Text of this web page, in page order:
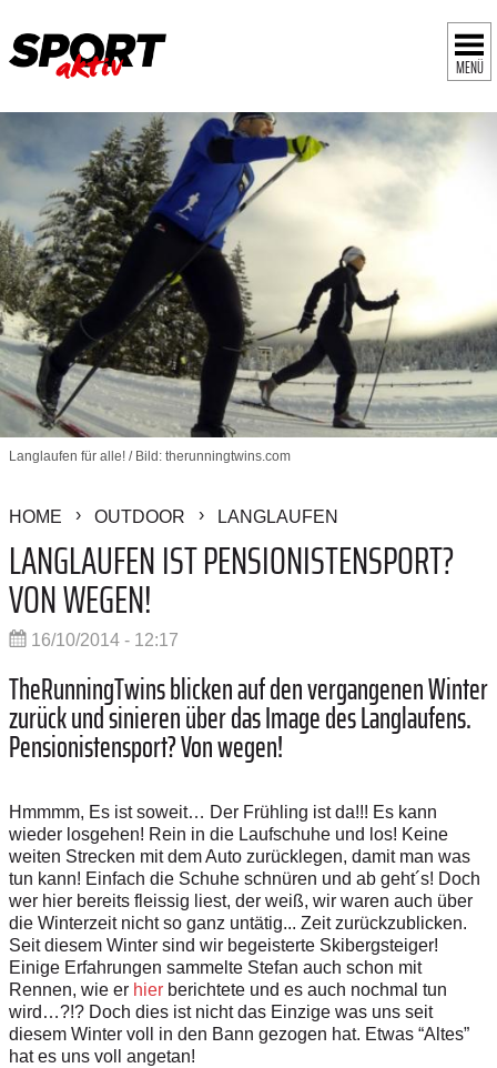
MENÜ
Langlaufen für alle! / Bild: therunningtwins.com
HOME OUTDOOR LANGLAUFEN
LANGLAUFEN IST PENSIONISTENSPORT?
VON WEGEN!
16/10/2014 - 12:17
TheRunningTwins blicken auf den vergangenen Winter
zurück und sinieren über das Image des Langlaufens.
Pensionistensport? Von wegen!
Hmmmm, Es ist soweit… Der Frühling ist da!!! Es kann
wieder losgehen! Rein in die Laufschuhe und los! Keine
weiten Strecken mit dem Auto zurücklegen, damit man was
tun kann! Einfach die Schuhe schnüren und ab geht´s! Doch
wer hier bereits fleissig liest, der weiß, wir waren auch über
die Winterzeit nicht so ganz untätig... Zeit zurückzublicken.
Seit diesem Winter sind wir begeisterte Skibergsteiger!
Einige Erfahrungen sammelte Stefan auch schon mit
Rennen, wie er hier berichtete und es auch nochmal tun
wird…?!? Doch dies ist nicht das Einzige was uns seit
diesem Winter voll in den Bann gezogen hat. Etwas “Altes”
hat es uns voll angetan!